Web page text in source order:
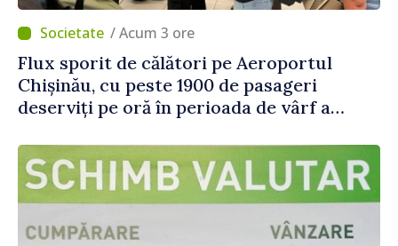
/ Acum 3 ore
Flux sporit de călători pe Aeroportul
Chișinău, cu peste 1900 de pasageri
deserviți pe oră în perioada de vârf a